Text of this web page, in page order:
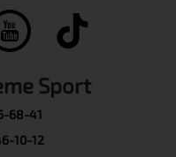
Sport
68-41
10-12